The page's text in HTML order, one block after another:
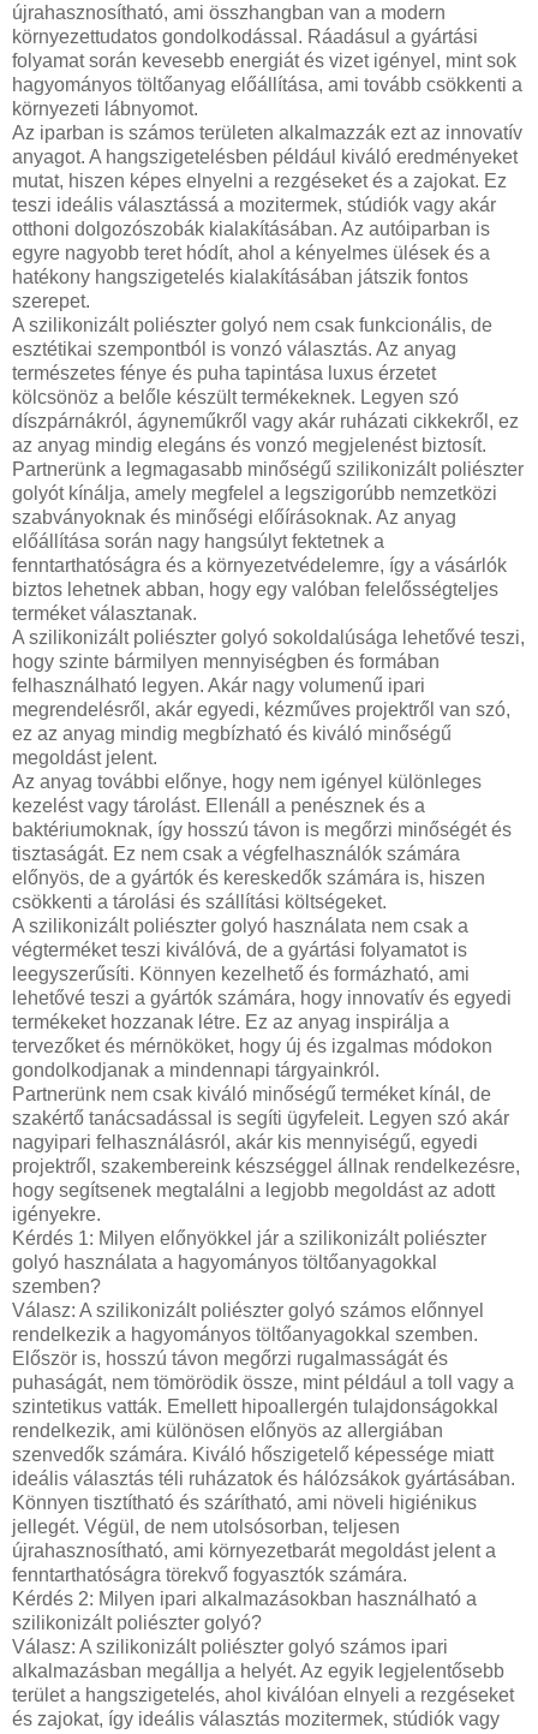
újrahasznosítható, ami összhangban van a modern
környezettudatos gondolkodással. Ráadásul a gyártási
folyamat során kevesebb energiát és vizet igényel, mint sok
hagyományos töltőanyag előállítása, ami tovább csökkenti a
környezeti lábnyomot.
Az iparban is számos területen alkalmazzák ezt az innovatív
anyagot. A hangszigetelésben például kiváló eredményeket
mutat, hiszen képes elnyelni a rezgéseket és a zajokat. Ez
teszi ideális választássá a mozitermek, stúdiók vagy akár
otthoni dolgozószobák kialakításában. Az autóiparban is
egyre nagyobb teret hódít, ahol a kényelmes ülések és a
hatékony hangszigetelés kialakításában játszik fontos
szerepet.
A szilikonizált poliészter golyó nem csak funkcionális, de
esztétikai szempontból is vonzó választás. Az anyag
természetes fénye és puha tapintása luxus érzetet
kölcsönöz a belőle készült termékeknek. Legyen szó
díszpárnákról, ágyneműkről vagy akár ruházati cikkekről, ez
az anyag mindig elegáns és vonzó megjelenést biztosít.
Partnerünk a legmagasabb minőségű szilikonizált poliészter
golyót kínálja, amely megfelel a legszigorúbb nemzetközi
szabványoknak és minőségi előírásoknak. Az anyag
előállítása során nagy hangsúlyt fektetnek a
fenntarthatóságra és a környezetvédelemre, így a vásárlók
biztos lehetnek abban, hogy egy valóban felelősségteljes
terméket választanak.
A szilikonizált poliészter golyó sokoldalúsága lehetővé teszi,
hogy szinte bármilyen mennyiségben és formában
felhasználható legyen. Akár nagy volumenű ipari
megrendelésről, akár egyedi, kézműves projektről van szó,
ez az anyag mindig megbízható és kiváló minőségű
megoldást jelent.
Az anyag további előnye, hogy nem igényel különleges
kezelést vagy tárolást. Ellenáll a penésznek és a
baktériumoknak, így hosszú távon is megőrzi minőségét és
tisztaságát. Ez nem csak a végfelhasználók számára
előnyös, de a gyártók és kereskedők számára is, hiszen
csökkenti a tárolási és szállítási költségeket.
A szilikonizált poliészter golyó használata nem csak a
végterméket teszi kiválóvá, de a gyártási folyamatot is
leegyszerűsíti. Könnyen kezelhető és formázható, ami
lehetővé teszi a gyártók számára, hogy innovatív és egyedi
termékeket hozzanak létre. Ez az anyag inspirálja a
tervezőket és mérnököket, hogy új és izgalmas módokon
gondolkodjanak a mindennapi tárgyainkról.
Partnerünk nem csak kiváló minőségű terméket kínál, de
szakértő tanácsadással is segíti ügyfeleit. Legyen szó akár
nagyipari felhasználásról, akár kis mennyiségű, egyedi
projektről, szakembereink készséggel állnak rendelkezésre,
hogy segítsenek megtalálni a legjobb megoldást az adott
igényekre.
Kérdés 1: Milyen előnyökkel jár a szilikonizált poliészter
golyó használata a hagyományos töltőanyagokkal
szemben?
Válasz: A szilikonizált poliészter golyó számos előnnyel
rendelkezik a hagyományos töltőanyagokkal szemben.
Először is, hosszú távon megőrzi rugalmasságát és
puhaságát, nem tömörödik össze, mint például a toll vagy a
szintetikus vatták. Emellett hipoallergén tulajdonságokkal
rendelkezik, ami különösen előnyös az allergiában
szenvedők számára. Kiváló hőszigetelő képessége miatt
ideális választás téli ruházatok és hálózsákok gyártásában.
Könnyen tisztítható és szárítható, ami növeli higiénikus
jellegét. Végül, de nem utolsósorban, teljesen
újrahasznosítható, ami környezetbarát megoldást jelent a
fenntarthatóságra törekvő fogyasztók számára.
Kérdés 2: Milyen ipari alkalmazásokban használható a
szilikonizált poliészter golyó?
Válasz: A szilikonizált poliészter golyó számos ipari
alkalmazásban megállja a helyét. Az egyik legjelentősebb
terület a hangszigetelés, ahol kiválóan elnyeli a rezgéseket
és zajokat, így ideális választás mozitermek, stúdiók vagy